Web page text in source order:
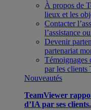
À propos de
lieux et les
Contacter
l’assistance
Devenir
partenariat
Témoignages
par les clients
Nouveautés
TeamViewer
d’IA par ses clients.